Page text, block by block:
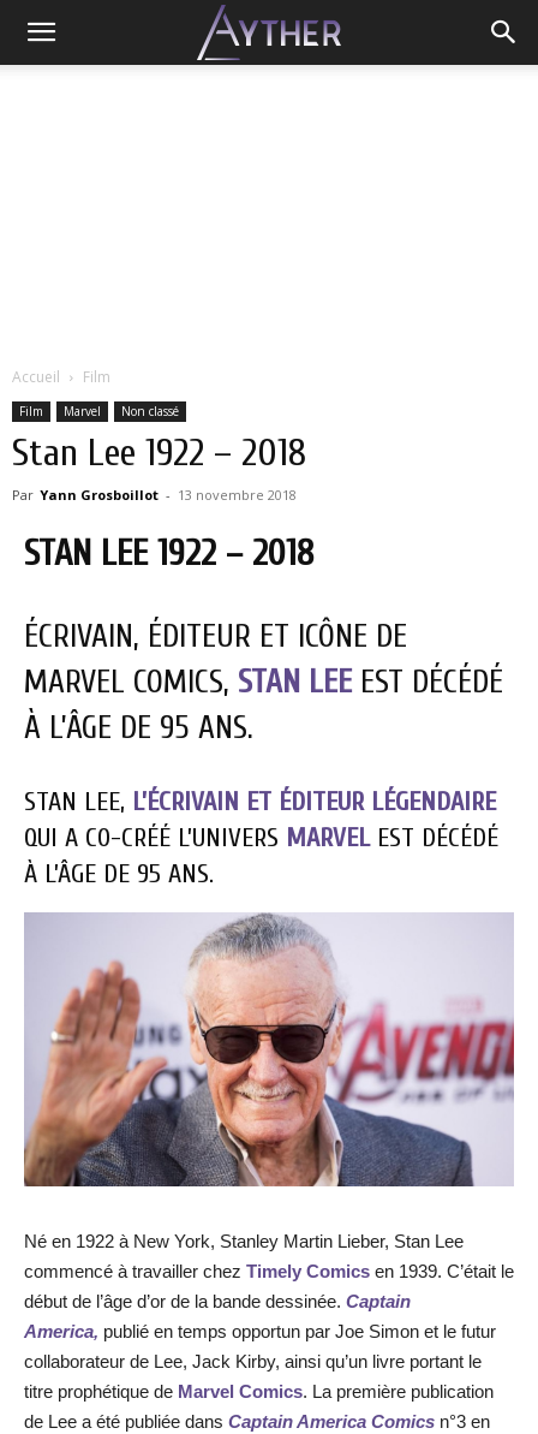
Accueil Film
Film Marvel Non classé
Stan Lee 1922 – 2018
Par Yann Grosboillot - 13 novembre 2018
STAN LEE 1922 – 2018
ÉCRIVAIN, ÉDITEUR ET ICÔNE DE
MARVEL COMICS, STAN LEE EST DÉCÉDÉ
À L’ÂGE DE 95 ANS.
STAN LEE, L’ÉCRIVAIN ET ÉDITEUR LÉGENDAIRE
QUI A CO-CRÉÉ L’UNIVERS MARVELEST DÉCÉDÉ
À L’ÂGE DE 95 ANS.
Né en 1922 à New York, Stanley Martin Lieber, Stan Lee
commencé à travailler chez Timely Comics en 1939. C’était le
début de l’âge d’or de la bande dessinée. Captain
America, publié en temps opportun par Joe Simon et le futur
collaborateur de Lee, Jack Kirby, ainsi qu’un livre portant le
titre prophétique de Marvel Comics. La première publication
de Lee a été publiée dans Captain America Comics n°3 en